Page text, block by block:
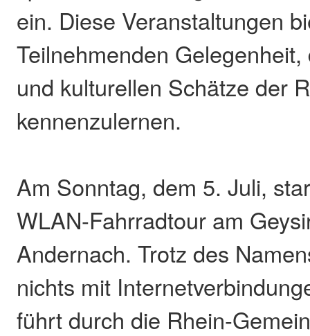
ein. Diese Veranstaltungen
Teilnehmenden
und kulturellen Schätze der
kennenzulernen.
Am Sonntag, dem 5. Juli,
WLAN-Fahrradtour am
Andernach. Trotz des
nichts mit
führt durch die Rhein-